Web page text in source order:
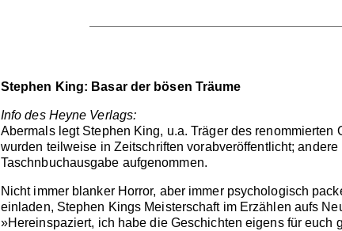
Stephen King: Basar der bösen Träume
Info des Heyne Verlags:
Abermals legt Stephen King, u.a. Träger des
wurden teilweise in Zeitschriften vorabveröffentlicht;
Taschnbuchausgabe aufgenommen.
Nicht immer blanker Horror, aber immer psychologisch
einladen, Stephen Kings Meisterschaft im Erzählen aufs
»Hereinspaziert, ich habe die Geschichten eigens für